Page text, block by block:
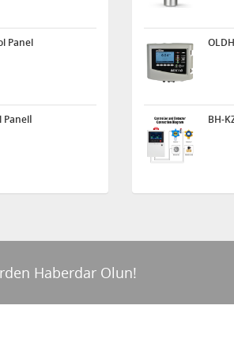
Panel
Panelİ BH-
Haberdar Olun!